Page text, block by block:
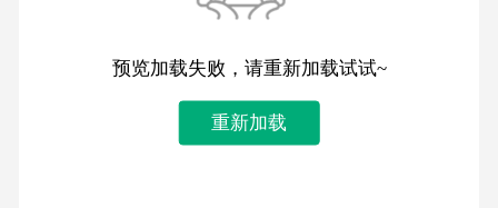
预览加载失败，请重新加载试试~
重新加载